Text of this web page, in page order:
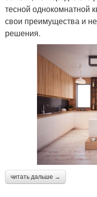
тесной однокомнатной
свои преимущества и
решения.
читать дальше →